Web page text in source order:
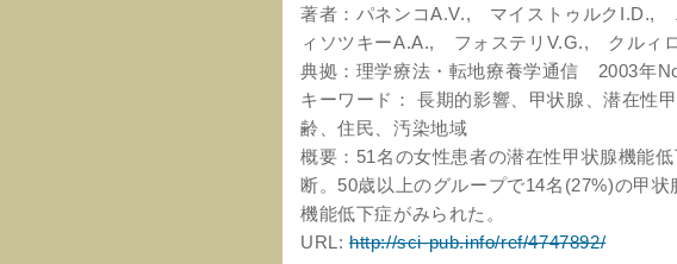
著者：パネンコA.V., マイストゥルクI.D.,
ィソツキーA.A., フォステリV.G., クルィ
典拠：理学療法・転地療養学通信 2003年
キーワード： 長期的影響、甲状腺、潜在性
齢、住民、汚染地域
概要：51名の女性患者の潜在性甲状腺機能
断。50歳以上のグループで14名(27%)の甲
機能低下症がみられた。
URL: http://sci-pub.info/ref/4747892/